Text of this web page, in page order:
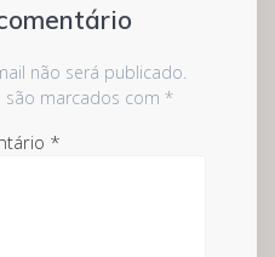
não será publicado.
marcados com *
*